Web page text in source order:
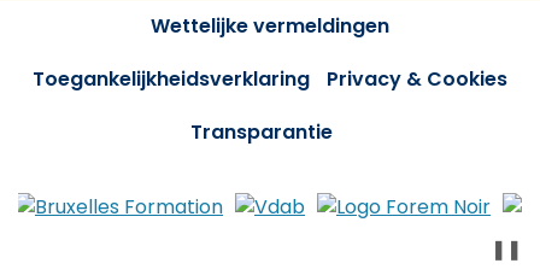
Wettelijke vermeldingen
Toegankelijkheidsverklaring
Privacy & Cookies
Transparantie
❚❚